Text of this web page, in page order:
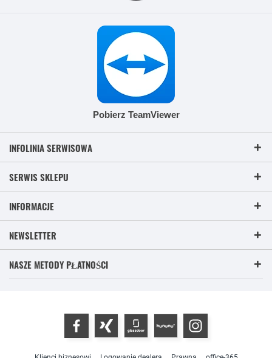
Pobierz TeamViewer
INFOLINIA SERWISOWA
SERWIS SKLEPU
INFORMACJE
NEWSLETTER
NASZE METODY PŁATNOŚCI